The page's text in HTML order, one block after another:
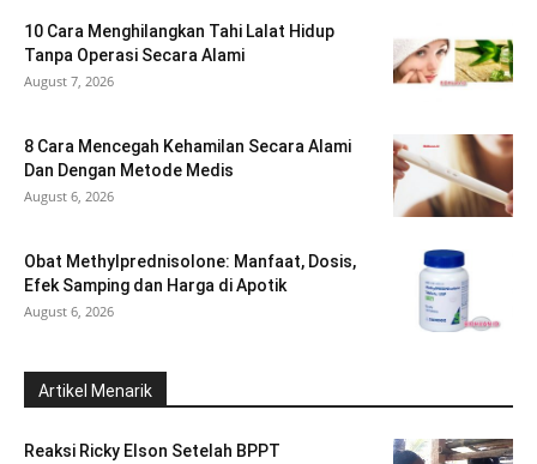
10 Cara Menghilangkan Tahi Lalat Hidup
Tanpa Operasi Secara Alami
August 7, 2026
8 Cara Mencegah Kehamilan Secara Alami
Dan Dengan Metode Medis
August 6, 2026
Obat Methylprednisolone: Manfaat, Dosis,
Efek Samping dan Harga di Apotik
August 6, 2026
Artikel Menarik
Reaksi Ricky Elson Setelah BPPT